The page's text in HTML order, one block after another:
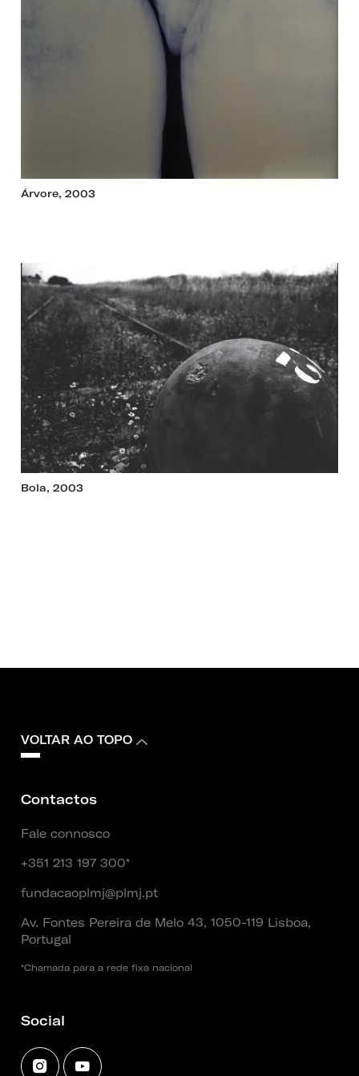
Árvore, 2003
Bola, 2003
VOLTAR AO TOPO
Contactos
Fale connosco
+351 213 197 300*
fundacaoplmj@plmj.pt
Av. Fontes Pereira de Melo 43, 1050-119 Lisboa,
Portugal
*Chamada para a rede fixa nacional
Social